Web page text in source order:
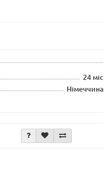
24 міс
Німеччина